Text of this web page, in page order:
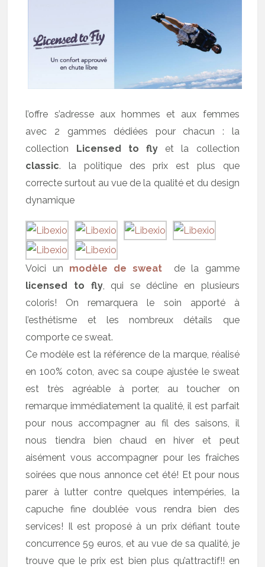
l’offre s’adresse aux hommes et aux femmes
avec 2 gammes dédiées pour chacun : la
collection Licensed to fly et la collection
classic. la politique des prix est plus que
correcte surtout au vue de la qualité et du design
dynamique
Voici un modèle de sweat de la gamme
licensed to fly, qui se décline en plusieurs
coloris! On remarquera le soin apporté à
l’esthétisme et les nombreux détails que
comporte ce sweat.
Ce modèle est la référence de la marque, réalisé
en 100% coton, avec sa coupe ajustée le sweat
est très agréable à porter, au toucher on
remarque immédiatement la qualité, il est parfait
pour nous accompagner au fil des saisons, il
nous tiendra bien chaud en hiver et peut
aisément vous accompagner pour les fraîches
soirées que nous annonce cet été! Et pour nous
parer à lutter contre quelques intempéries, la
capuche fine doublée vous rendra bien des
services! Il est proposé à un prix défiant toute
concurrence 59 euros, et au vue de sa qualité, je
trouve que le prix est bien plus qu’attractif!! en